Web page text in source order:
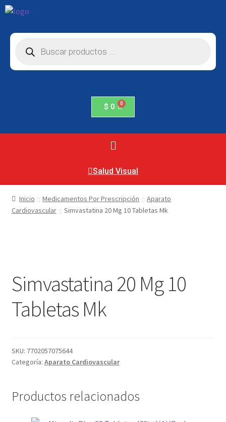
$ 0
Salud Visual
Inicio Medicamentos Por Prescripción
Aparato
Cardiovascular
Simvastatina 20 Mg 10 Tabletas Mk
Simvastatina 20 Mg 10
Tabletas Mk
SKU: 7702057075644
Categoría: Aparato Cardiovascular
Productos relacionados